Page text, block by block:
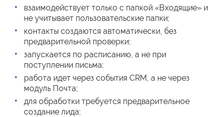
взаимодействует только с папкой «Входящие» и
не учитывает пользовательские папки;
контакты создаются автоматически, без
предварительной проверки;
запускается по расписанию, а не при
поступлении письма;
работа идет через события CRM, а не через
модуль Почта;
для обработки требуется предварительное
создание лида;